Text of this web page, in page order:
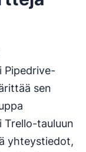
Pipedrive-
sen
Trello-tauluun
yhteystiedot,